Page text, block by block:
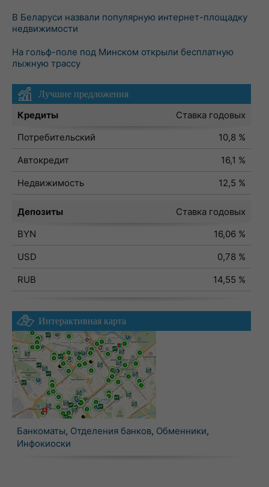
В Беларуси назвали популярную интернет-площадку
недвижимости
На гольф-поле под Минском открыли бесплатную
лыжную трассу
Лучшие предложения
Кредиты
Ставка годовых
Потребительский
10,8 %
Автокредит
16,1 %
Недвижимость
12,5 %
Депозиты
Ставка годовых
BYN
16,06 %
USD
0,78 %
RUB
14,55 %
Интерактивная карта
Банкоматы, Отделения банков, Обменники,
Инфокиоски